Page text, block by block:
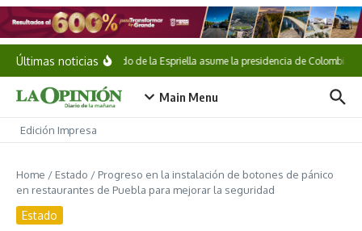
Saltar al contenido
Últimas noticiasAbelardo de la Espriella asume la presidencia de Colombia
Main Menu
Edición Impresa
Home / Estado / Progreso en la instalación de botones de pánico
en restaurantes de Puebla para mejorar la seguridad
Estado